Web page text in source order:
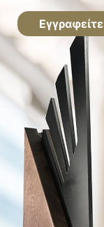
Εγγραφείτε